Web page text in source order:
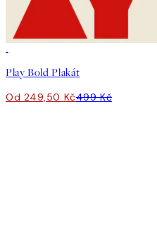
Play Bold Plakát
Od 249,50 Kč499 Kč